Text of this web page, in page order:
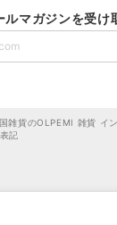
ルマガジンを受け
雑貨のOLPEMI 雑貨 イ
記